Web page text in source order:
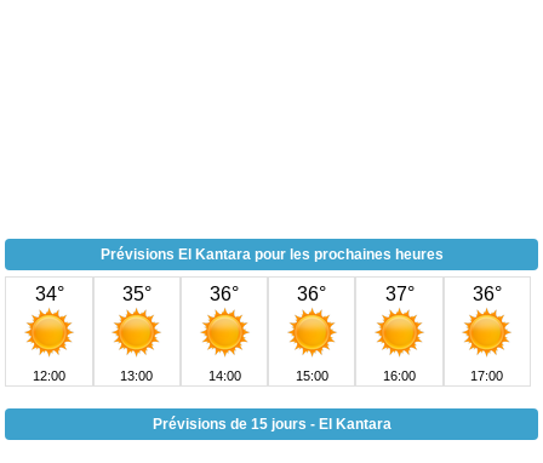
Prévisions El Kantara pour les prochaines heures
34°
12:00
35°
13:00
36°
14:00
36°
15:00
37°
16:00
36°
17:00
Prévisions de 15 jours - El Kantara